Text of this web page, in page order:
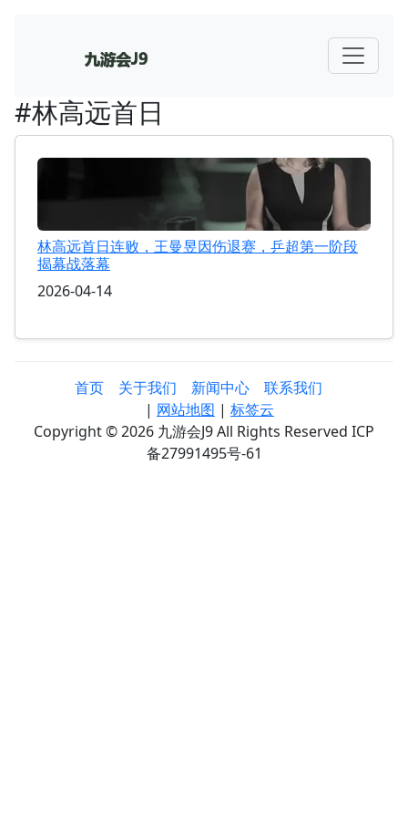
#林高远首日
林高远首日连败，王曼昱因伤退赛，乒超第一阶段
揭幕战落幕
2026-04-14
首页 关于我们 新闻中心
联系我们
| 网站地图 | 标签云
Copyright © 2026 九游会J9 All Rights Reserved ICP
备27991495号-61